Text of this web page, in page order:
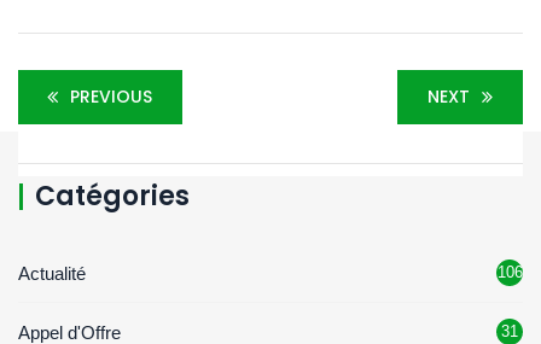
PREVIOUS NEXT
Catégories
Actualité 106
Appel d'Offre 31